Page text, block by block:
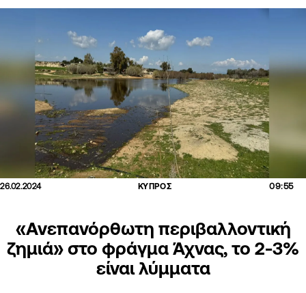
26.02.2024 ΚΥΠΡΟΣ 09:55
«Ανεπανόρθωτη περιβαλλοντική
ζημιά» στο φράγμα Άχνας, το 2-3%
είναι λύμματα